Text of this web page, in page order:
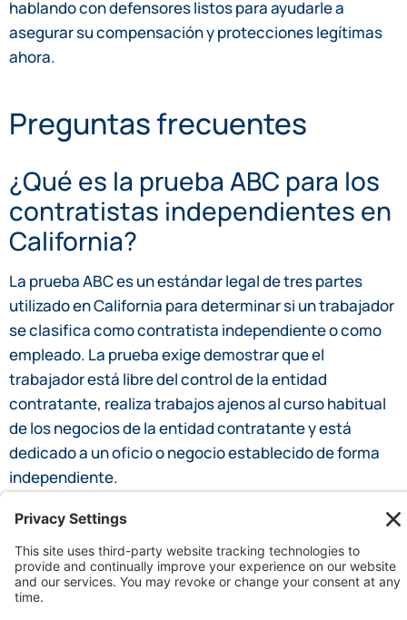
hablando con defensores listos para ayudarle a
asegurar su compensación y protecciones legítimas
ahora.
Preguntas frecuentes
¿Qué es la prueba ABC para los
contratistas independientes en
California?
La prueba ABC es un estándar legal de tres partes
utilizado en California para determinar si un trabajador
se clasifica como contratista independiente o como
empleado. La prueba exige demostrar que el
trabajador está libre del control de la entidad
contratante, realiza trabajos ajenos al curso habitual
de los negocios de la entidad contratante y está
dedicado a un oficio o negocio establecido de forma
independiente.
¿Qué derechos tienen los
contratistas independientes en
California?